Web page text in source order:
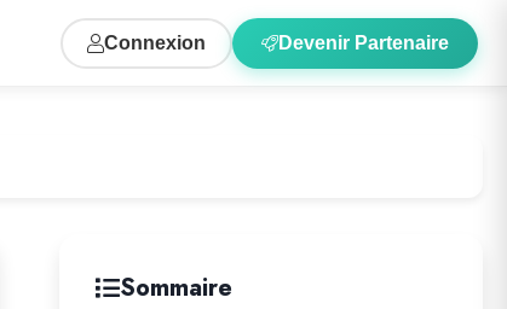
Connexion Devenir Partenaire
Sommaire